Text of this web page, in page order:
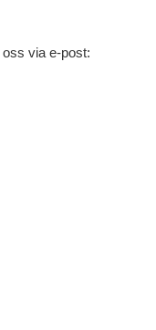
via e-post: